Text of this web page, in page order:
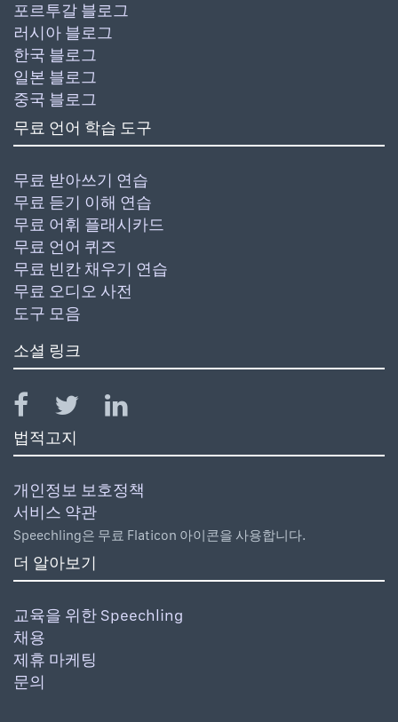
포르투갈 블로그
러시아 블로그
한국 블로그
일본 블로그
중국 블로그
무료 언어 학습 도구
무료 받아쓰기 연습
무료 듣기 이해 연습
무료 어휘 플래시카드
무료 언어 퀴즈
무료 빈칸 채우기 연습
무료 오디오 사전
도구 모음
소셜 링크
법적고지
개인정보 보호정책
서비스 약관
Speechling은 무료 Flaticon 아이콘을 사용합니다.
더 알아보기
교육을 위한 Speechling
채용
제휴 마케팅
문의